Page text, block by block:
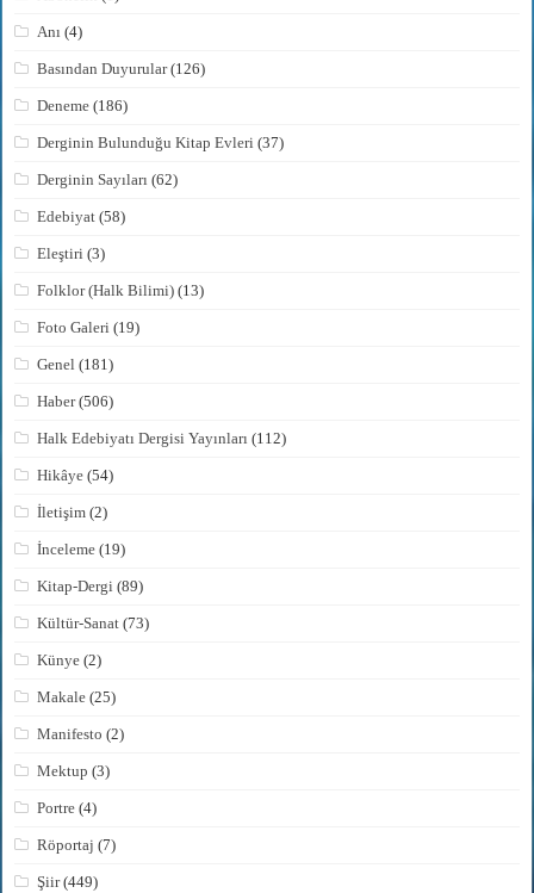
Anı (4)
Basından Duyurular(126)
Deneme (186)
Derginin Bulunduğu Kitap Evleri (37)
Derginin Sayıları (62)
Edebiyat (58)
Eleştiri (3)
Folklor (Halk Bilimi) (13)
Foto Galeri (19)
Genel (181)
Haber(506)
Halk Edebiyatı Dergisi Yayınları (112)
Hikâye (54)
İletişim (2)
İnceleme (19)
Kitap-Dergi (89)
Kültür-Sanat (73)
Künye (2)
Makale (25)
Manifesto (2)
Mektup (3)
Portre (4)
Röportaj (7)
Şiir(449)